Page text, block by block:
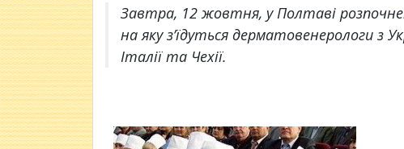
Завтра, 12 жовтня, у Полтаві
на яку з’їдуться дерматовенерологи з
Італії та Чехії.